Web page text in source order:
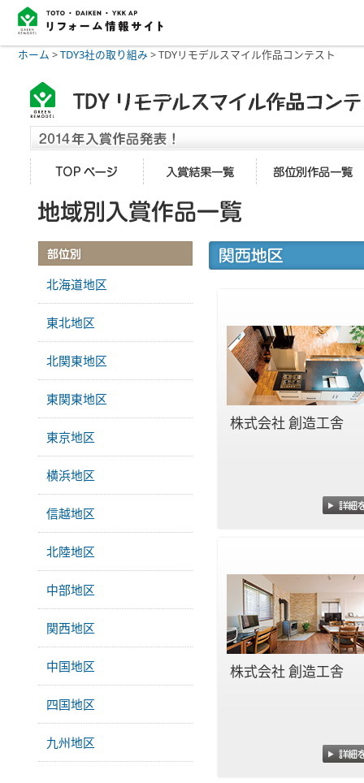
ホーム >TDY3社の取り組み >TDYリモデルスマイル作品コンテスト
北海道地区
東北地区
北関東地区
東関東地区
東京地区
横浜地区
信越地区
北陸地区
中部地区
関西地区
中国地区
四国地区
九州地区
株式会社 創造工舎
株式会社 創造工舎